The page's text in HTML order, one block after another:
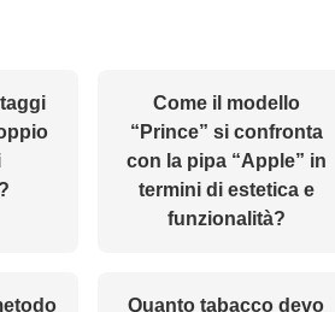
Come il modello
“Prince” si confronta
con la pipa “Apple” in
termini di estetica e
funzionalità?
Quanto tabacco devo